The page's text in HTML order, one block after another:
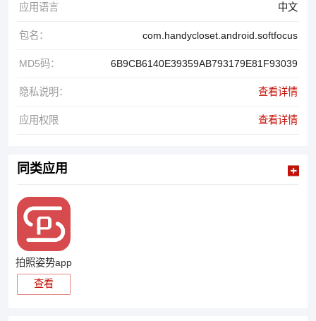
应用语言 中文
包名： com.handycloset.android.softfocus
MD5码： 6B9CB6140E39359AB793179E81F93039
隐私说明： 查看详情
应用权限 查看详情
同类应用
拍照姿势app
查看